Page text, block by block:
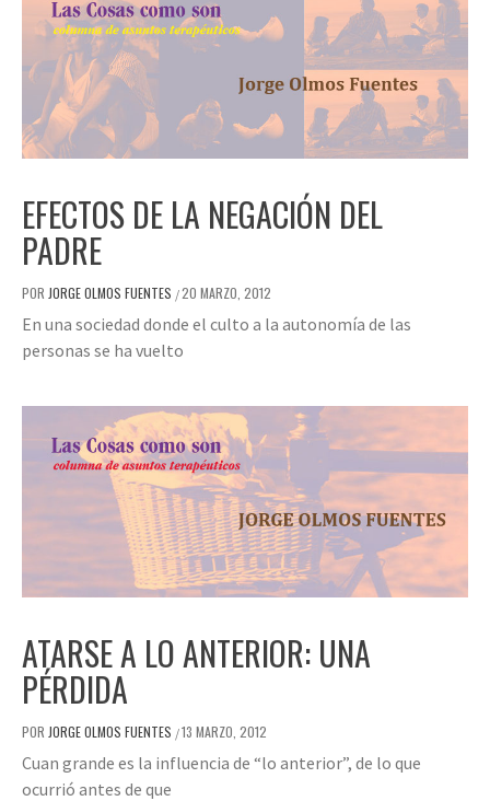
EFECTOS DE LA NEGACIÓN DEL
PADRE
POR JORGE OLMOS FUENTES /20 MARZO, 2012
En una sociedad donde el culto a la autonomía de las
personas se ha vuelto
ATARSE A LO ANTERIOR: UNA
PÉRDIDA
POR JORGE OLMOS FUENTES /13 MARZO, 2012
Cuan grande es la influencia de “lo anterior”, de lo que
ocurrió antes de que